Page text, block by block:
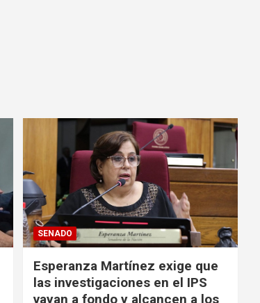
SENADO
Esperanza Martínez exige que
las investigaciones en el IPS
vayan a fondo y alcancen a los